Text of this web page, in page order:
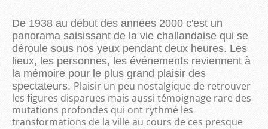
De 1938 au début des années 2000 c'est un
panorama saisissant de la vie challandaise qui se
déroule sous nos yeux pendant deux heures. Les
lieux, les personnes, les événements reviennent à
la mémoire pour le plus grand plaisir des
spectateurs. Plaisir un peu nostalgique de retrouver
les figures disparues mais aussi témoignage rare des
mutations profondes qui ont rythmé les
transformations de la ville au cours de ces presque